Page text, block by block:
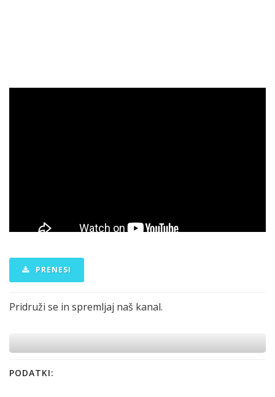
PRENESI
Pridruži se in spremljaj naš kanal.
PODATKI: